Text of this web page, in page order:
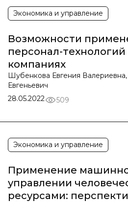
Экономика и управление
Возможности
персонал-
компаниях
Шубенкова Евгения Валериевна,
Евгеньевич
28.05.2022
509
Экономика и управление
Применение
управлении
ресурсами: